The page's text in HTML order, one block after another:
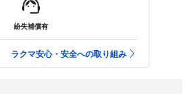
紛失補償有
ラクマ安心・安全への取り組み